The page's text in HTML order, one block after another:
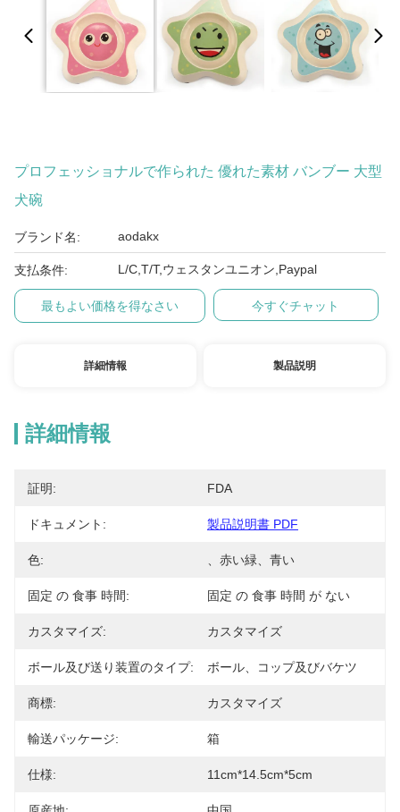
プロフェッショナルで作られた 優れた素材 バンブー 大型
犬碗
ブランド名: aodakx
支払条件: L/C,T/T,ウェスタンユニオン,Paypal
最もよい価格を得なさい 今すぐチャット
詳細情報 製品説明
詳細情報
証明: FDA
ドキュメント: 製品説明書 PDF
色: 、赤い緑、青い
固定 の 食事 時間: 固定 の 食事 時間 が ない
カスタマイズ: カスタマイズ
ボール及び送り装置のタイプ: ボール、コップ及びバケツ
商標: カスタマイズ
輸送パッケージ: 箱
仕様: 11cm*14.5cm*5cm